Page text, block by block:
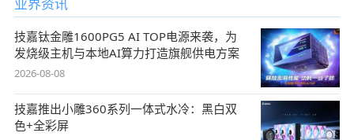
技嘉钛金雕1600PG5 AI TOP电源来袭，为
发烧级主机与本地AI算力打造旗舰供电方案
2026-08-08
技嘉推出小雕360系列一体式水冷：黑白双
色+全彩屏